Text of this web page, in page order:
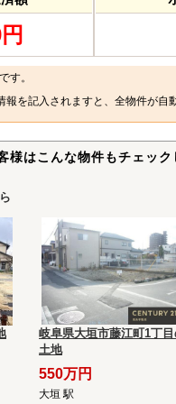
す。
報を記入されますと、全物件が自
様はこんな物件もチェック
岐阜県大垣市藤江町1丁
土地
550万円
大垣 駅